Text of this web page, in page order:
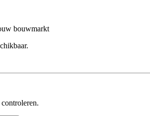
bouwmarkt